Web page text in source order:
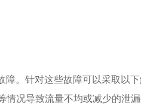
。针对这些故障可以采取以下
况导致流量不均或减少的泄漏